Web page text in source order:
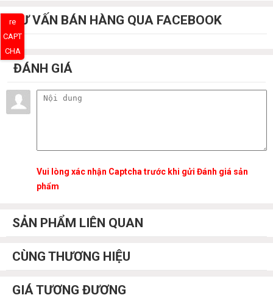
TƯ VẤN BÁN HÀNG QUA FACEBOOK
ĐÁNH GIÁ
re
CAPT
CHA
Vui lòng xác nhận Captcha trước khi gửi Đánh giá sản
phẩm
SẢN PHẨM LIÊN QUAN
CÙNG THƯƠNG HIỆU
GIÁ TƯƠNG ĐƯƠNG